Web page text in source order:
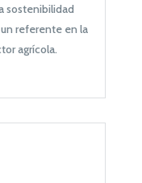
sostenibilidad
referente en la
agrícola.